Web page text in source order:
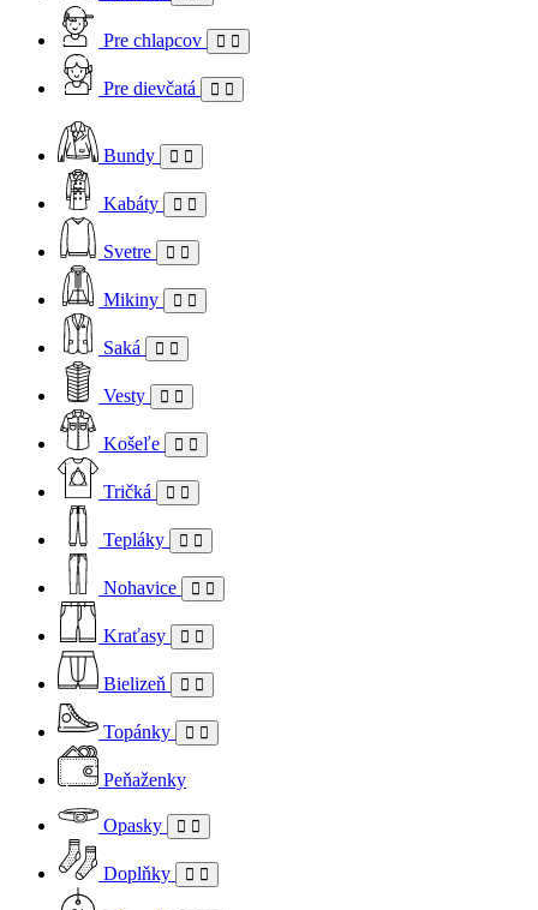
Pre chlapcov
Pre dievčatá
Bundy
Kabáty
Svetre
Mikiny
Saká
Vesty
Košeľe
Tričká
Tepláky
Nohavice
Kraťasy
Bielizeň
Topánky
Peňaženky
Opasky
Doplňky